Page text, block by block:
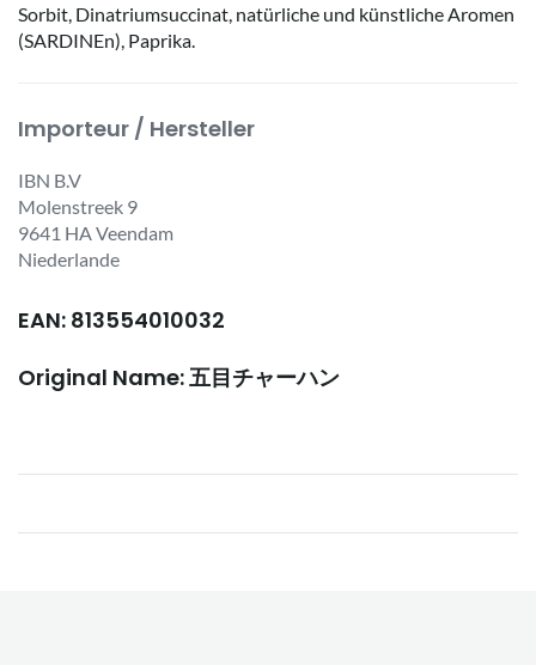
Sorbit, Dinatriumsuccinat, natürliche und künstliche Aromen
(SARDINEn), Paprika.
Importeur / Hersteller
IBN B.V
Molenstreek 9
9641 HA Veendam
Niederlande
EAN: 813554010032
Original Name: 五目チャーハン